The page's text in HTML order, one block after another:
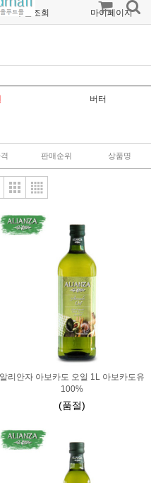
주문조회 마이페이지
버터
판매순위 상품명
알리안자 아보카도 오일 1L 아보카도유
100%
(품절)